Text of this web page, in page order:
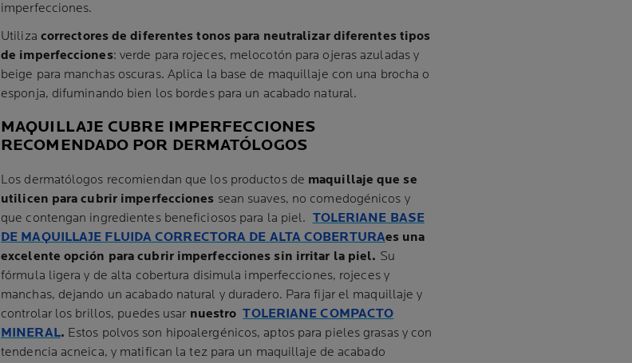
imperfecciones.
Utiliza correctores de diferentes tonos para neutralizar diferentes tipos
de imperfecciones: verde para rojeces, melocotón para ojeras azuladas y
beige para manchas oscuras. Aplica la base de maquillaje con una brocha o
esponja, difuminando bien los bordes para un acabado natural.
MAQUILLAJE CUBRE IMPERFECCIONES
RECOMENDADO POR DERMATÓLOGOS
Los dermatólogos recomiendan que los productos de maquillaje que se
utilicen para cubrir imperfecciones sean suaves, no comedogénicos y
que contengan ingredientes beneficiosos para la piel. TOLERIANE BASE
DE MAQUILLAJE FLUIDA CORRECTORA DE ALTA COBERTURAes una
excelente opción para cubrir imperfecciones sin irritar la piel. Su
fórmula ligera y de alta cobertura disimula imperfecciones, rojeces y
manchas, dejando un acabado natural y duradero. Para fijar el maquillaje y
controlar los brillos, puedes usar nuestroTOLERIANE COMPACTO
MINERAL. Estos polvos son hipoalergénicos, aptos para pieles grasas y con
tendencia acneica, y matifican la tez para un maquillaje de acabado